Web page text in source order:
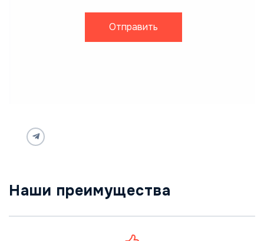
Отправить
Наши преимущества